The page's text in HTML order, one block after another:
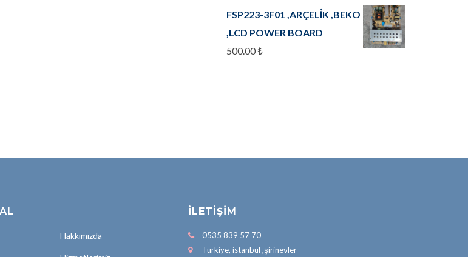
FSP223-3F01 ,ARÇELİK ,BEKO
,LCD POWER BOARD
500.00₺
Hakkımızda
İLETIŞIM
0535 839 57 70
Turkiye, istanbul ,şirinevler